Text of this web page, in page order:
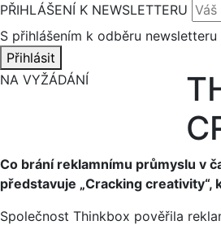
PŘIHLÁŠENÍ K NEWSLETTERU
S přihlášením k odběru newsletteru
Přihlásit
NA VYŽÁDÁNÍ
Co brání reklamnímu průmyslu v
představuje „Cracking
Společnost Thinkbox pověřila